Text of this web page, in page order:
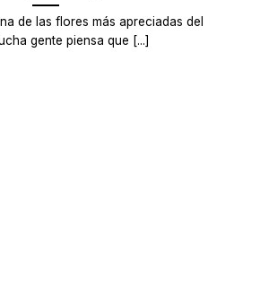
de las flores más apreciadas del
gente piensa que [...]